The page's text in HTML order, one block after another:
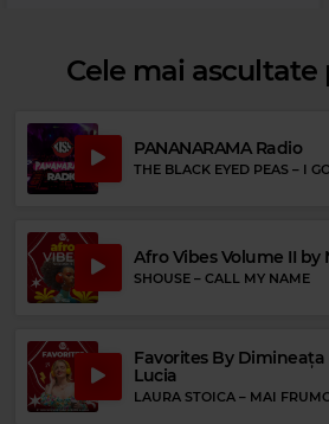
Rock 80s & 90s
METALLICA
Cele mai ascultate
PANANARAMA Radio
THE BLACK EYED PEAS – I
Afro Vibes Volume II by
SHOUSE – CALL MY NAME
Favorites By Dimineața
Lucia
LAURA STOICA – MAI